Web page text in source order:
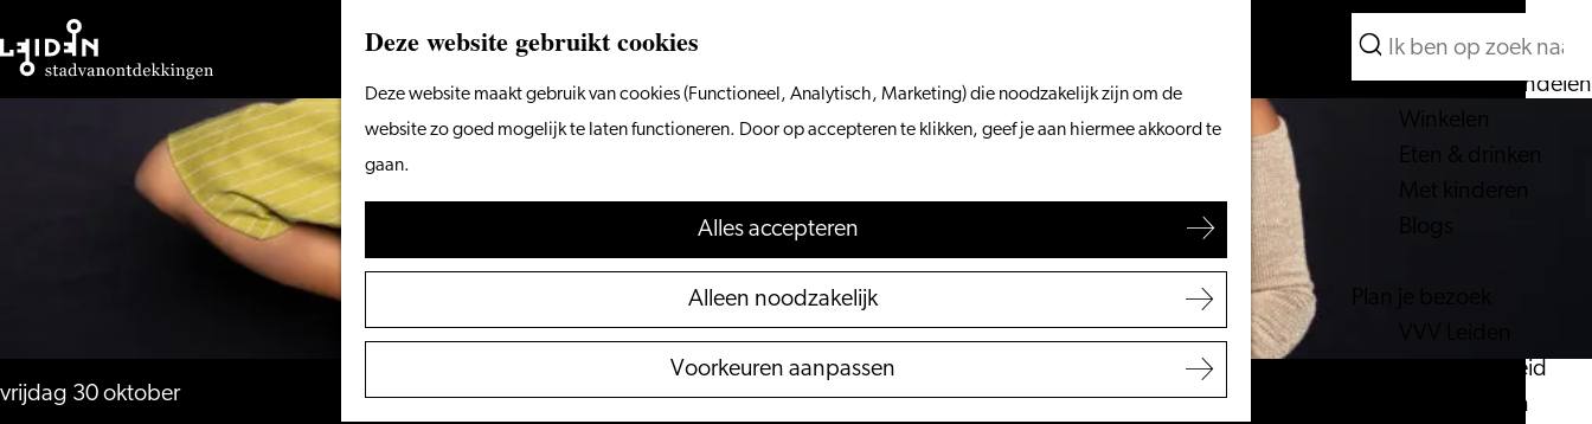
Deze website gebruikt cookies
Deze website maakt gebruik van cookies (Functioneel, Analytisch, Marketing) die noodzakelijk zijn om de
website zo goed mogelijk te laten functioneren. Door op accepteren te klikken, geef je aan hiermee akkoord te
gaan.
Alles accepteren
Alleen noodzakelijk
Voorkeuren aanpassen
Ga
Menu
Zoeken
Wat te doen
Vanaf het water
Fietsen & wandelen
Winkelen
Eten & drinken
Bereikbaarheid
Overnachten
Zoeken
vrijdag 30 oktober